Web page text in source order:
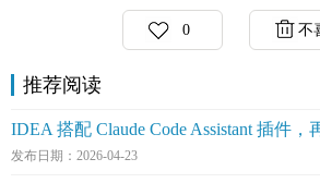
0 不
推荐阅读
IDEA 搭配 Claude Code Assistant 插件
发布日期：2026-04-23